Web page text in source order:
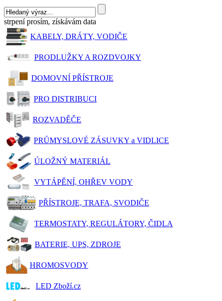
strpení prosím, získávám data
KABELY, DRÁTY, VODIČE
PRODLUŽKY A ROZDVOJKY
DOMOVNÍ PŘÍSTROJE
PRO DISTRIBUCI
ROZVADĚČE
PRŮMYSLOVÉ ZÁSUVKY a VIDLICE
ÚLOŽNÝ MATERIÁL
VYTÁPĚNÍ, OHŘEV VODY
PŘÍSTROJE, TRAFA, SVODIČE
TERMOSTATY, REGULÁTORY, ČIDLA
BATERIE, UPS, ZDROJE
HROMOSVODY
LED Zboží.cz